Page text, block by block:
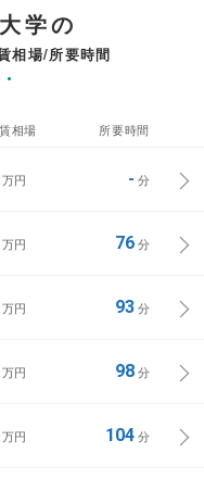
学の
相場/所要時間
相場 所要時間
万円 - 分
万円 76分
万円 93分
万円 98分
万円 104分